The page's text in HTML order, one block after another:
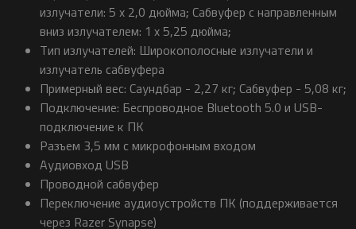
излучатели: 5 x 2,0 дюйма; Сабвуфер с направленным
вниз излучателем: 1 x 5,25 дюйма;
Тип излучателей: Широкополосные излучатели и
излучатель сабвуфера
Примерный вес: Саундбар - 2,27 кг; Сабвуфер - 5,08 кг;
Подключение: Беспроводное Bluetooth 5.0 и USB-
подключение к ПК
Разъем 3,5 мм с микрофонным входом
Аудиовход USB
Проводной сабвуфер
Переключение аудиоустройств ПК (поддерживается
через Razer Synapse)